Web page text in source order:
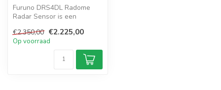
Furuno DRS4DL Radome
Radar Sensor is een
radarantenne voor ...
€2.350,00 €2.225,00
Op voorraad